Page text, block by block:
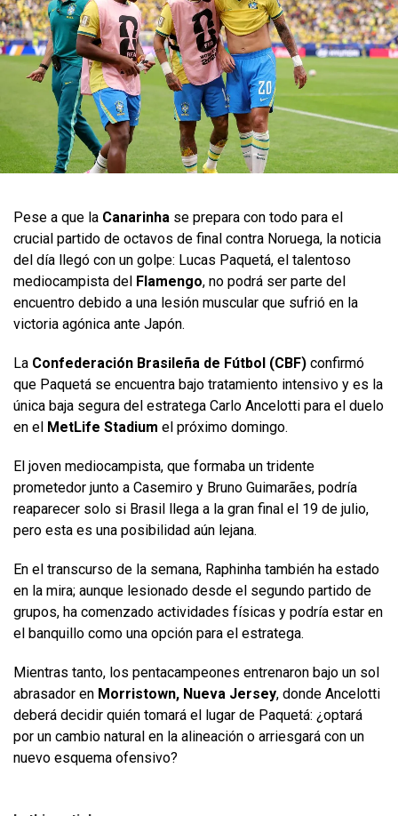
Pese a que la Canarinha se prepara con todo para el
crucial partido de octavos de final contra Noruega, la noticia
del día llegó con un golpe: Lucas Paquetá, el talentoso
mediocampista del Flamengo, no podrá ser parte del
encuentro debido a una lesión muscular que sufrió en la
victoria agónica ante Japón.
La Confederación Brasileña de Fútbol (CBF) confirmó
que Paquetá se encuentra bajo tratamiento intensivo y es la
única baja segura del estratega Carlo Ancelotti para el duelo
en el MetLife Stadium el próximo domingo.
El joven mediocampista, que formaba un tridente
prometedor junto a Casemiro y Bruno Guimarães, podría
reaparecer solo si Brasil llega a la gran final el 19 de julio,
pero esta es una posibilidad aún lejana.
En el transcurso de la semana, Raphinha también ha estado
en la mira; aunque lesionado desde el segundo partido de
grupos, ha comenzado actividades físicas y podría estar en
el banquillo como una opción para el estratega.
Mientras tanto, los pentacampeones entrenaron bajo un sol
abrasador en Morristown, Nueva Jersey, donde Ancelotti
deberá decidir quién tomará el lugar de Paquetá: ¿optará
por un cambio natural en la alineación o arriesgará con un
nuevo esquema ofensivo?